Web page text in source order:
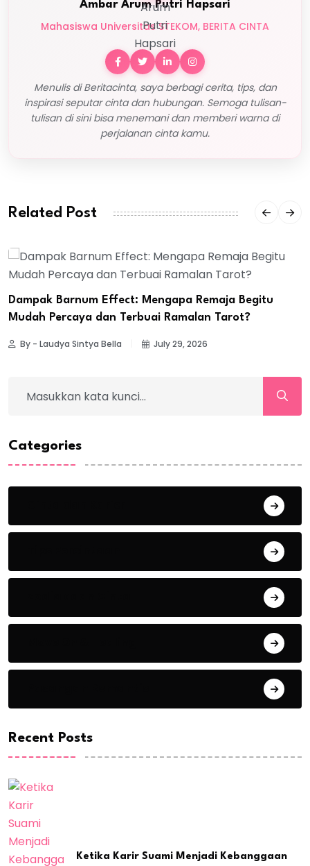
Ambar Arum Putri Hapsari
Mahasiswa Universitas STEKOM, BERITA CINTA
Menulis di Beritacinta, saya berbagi cerita, tips, dan
inspirasi seputar cinta dan hubungan. Semoga tulisan-
tulisan di sini bisa menemani dan memberi warna di
perjalanan cinta kamu.
Related Post
Dampak Barnum Effect: Mengapa Remaja Begitu
Mudah Percaya dan Terbuai Ramalan Tarot?
By - Laudya Sintya Bella July 29, 2026
Categories
Recent Posts
Ketika Karir Suami Menjadi Kebanggaan